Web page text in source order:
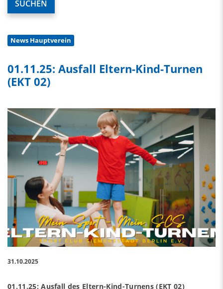
News Hauptverein
01.11.25: Ausfall Eltern-Kind-Turnen
(EKT 02)
31.10.2025
01.11.25: Ausfall des Eltern-Kind-Turnens (EKT 02)